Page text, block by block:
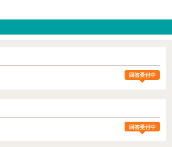
回答受付中
回答受付中